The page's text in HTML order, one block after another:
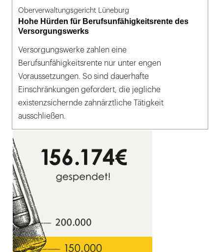
Oberverwaltungsgericht Lüneburg
Hohe Hürden für Berufsunfähigkeitsrente des
Versorgungswerks
Versorgungswerke zahlen eine
Berufsunfähigkeitsrente nur unter engen
Voraussetzungen. So sind dauerhafte
Einschränkungen gefordert, die jegliche
existenzsichernde zahnärztliche Tätigkeit
ausschließen.